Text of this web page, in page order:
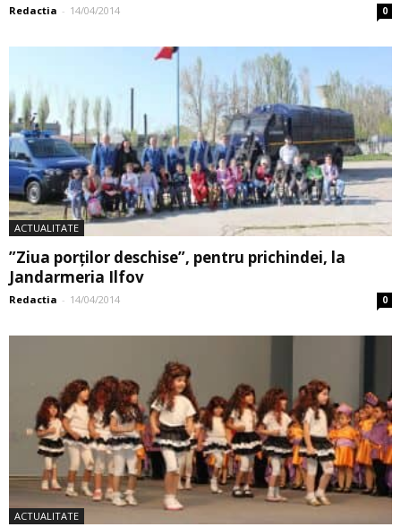
Redactia - 14/04/2014 0
ACTUALITATE
”Ziua porților deschise”, pentru prichindei, la
Jandarmeria Ilfov
Redactia - 14/04/2014 0
ACTUALITATE